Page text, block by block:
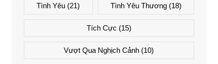
Tình Yêu (21) Tình Yêu Thương(18)
Tích Cực (15)
Vượt Qua Nghịch Cảnh (10)